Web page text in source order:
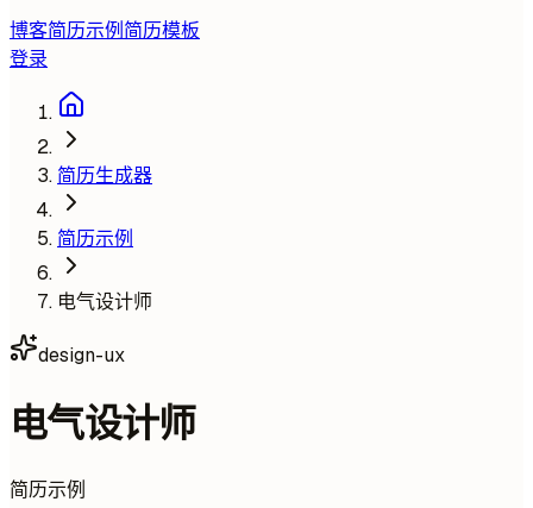
博客简历示例 简历模板
登录
简历生成器
简历示例
电气设计师
design-ux
电气设计师
简历示例